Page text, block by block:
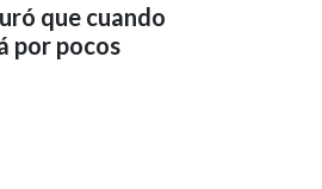
que cuando
por pocos